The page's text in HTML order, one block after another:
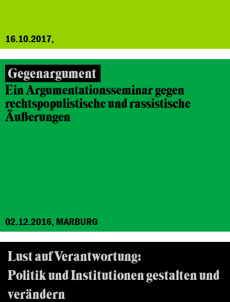
16.10.2017,
Gegenargument
Ein Argumentationsseminar gegen
rechtspopulistische und rassistische
Äußerungen
02.12.2016, MARBURG
Lust auf Verantwortung:
Politik und Institutionen gestalten und
verändern